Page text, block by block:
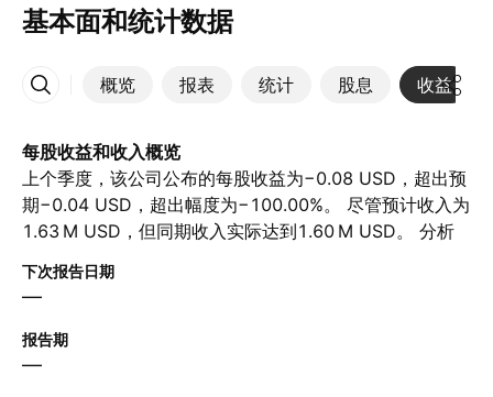
基本面和统计数据
概览 报表 统计 股息 收益
更多
每股收益和收入概览
上个季度，该公司公布的每股收益为−0.08 USD，超出预
期−0.04 USD，超出幅度为−100.00%。 尽管预计收入为‪
1.63 M‬ USD，但同期收入实际达到‪1.60 M‬ USD。 分析
师预计下一季度每股收益为−0.04 USD，营收为‪2.04 M‬
USD。
下次报告日期
—
报告期
—